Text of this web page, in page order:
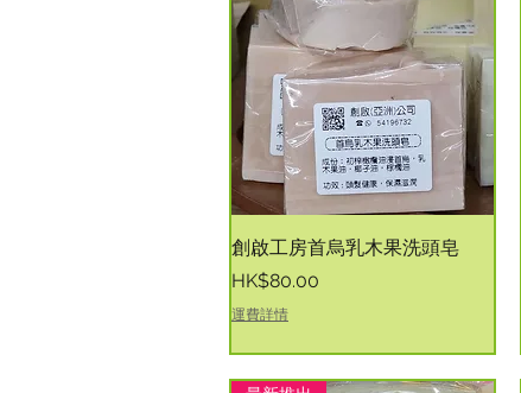
快速瀏覽
創啟工房首烏乳木果洗頭皂
價格
HK$80.00
運費詳情